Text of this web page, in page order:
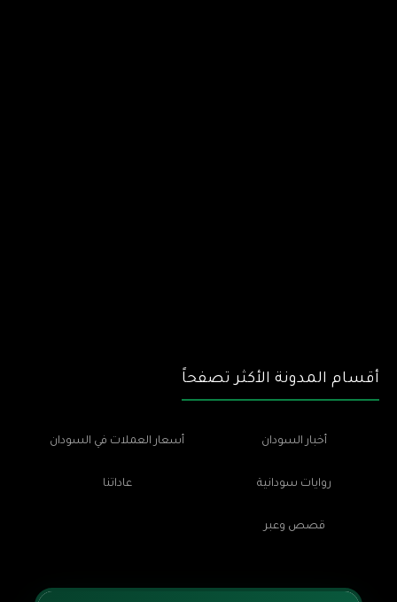
أقسام المدونة الأكثر تصفحاً
أخبار السودان أسعار العملات في السودان
روايات سودانية عاداتنا
قصص وعبر